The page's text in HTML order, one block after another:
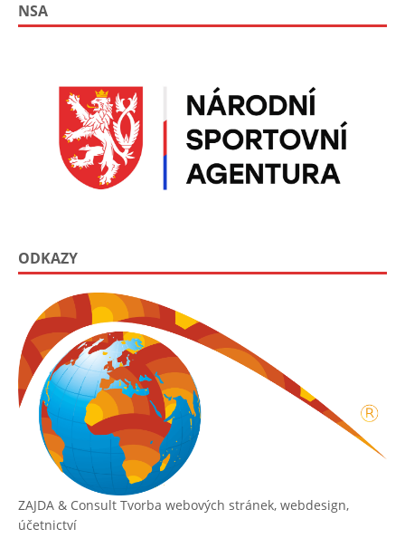
NSA
ODKAZY
ZAJDA & Consult Tvorba webových stránek, webdesign,
účetnictví